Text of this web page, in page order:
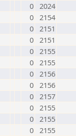
0 2024
0 2154
0 2151
0 2151
0 2155
0 2155
0 2156
0 2156
0 2157
0 2155
0 2155
0 2155